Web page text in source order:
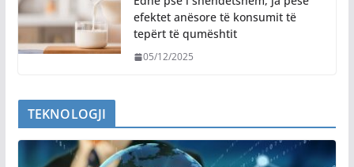
efektet anësore të konsumit të
tepërt të qumështit
05/12/2025
TEKNOLOGJI